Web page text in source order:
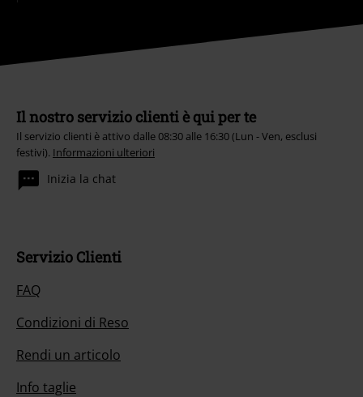
Il nostro servizio clienti è qui per te
Il servizio clienti è attivo dalle 08:30 alle 16:30 (Lun - Ven, esclusi
festivi). Informazioni ulteriori
Inizia la chat
Servizio Clienti
FAQ
Condizioni di Reso
Rendi un articolo
Info taglie